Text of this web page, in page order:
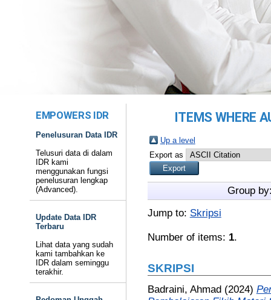
EMPOWERS IDR
Penelusuran Data IDR
Telusuri data di dalam
IDR kami
menggunakan fungsi
penelusuran lengkap
(Advanced).
Update Data IDR
Terbaru
Lihat data yang sudah
kami tambahkan ke
IDR dalam seminggu
terakhir.
ITEMS WHERE
Up a level
Export as
Group
Jump to: Skripsi
Number of items: 1.
SKRIPSI
Badraini, Ahmad(2024)